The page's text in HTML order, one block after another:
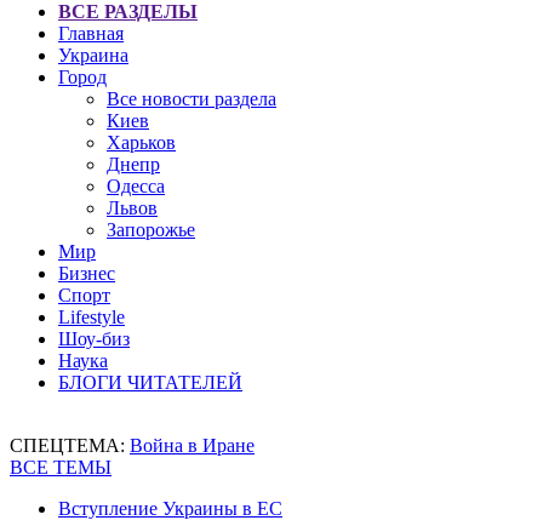
ВСЕ РАЗДЕЛЫ
Главная
Украина
Город
Все новости раздела
Киев
Харьков
Днепр
Одесса
Львов
Запорожье
Мир
Бизнес
Спорт
Lifestyle
Шоу-биз
Наука
БЛОГИ ЧИТАТЕЛЕЙ
СПЕЦТЕМА: Война в Иране
ВСЕ ТЕМЫ
Вступление Украины в ЕС